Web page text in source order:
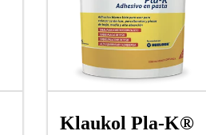
Klaukol Pla-K®